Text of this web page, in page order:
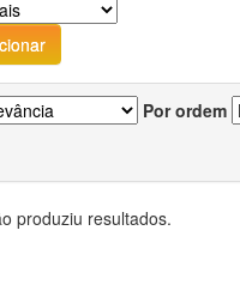
Por ordem
produziu resultados.